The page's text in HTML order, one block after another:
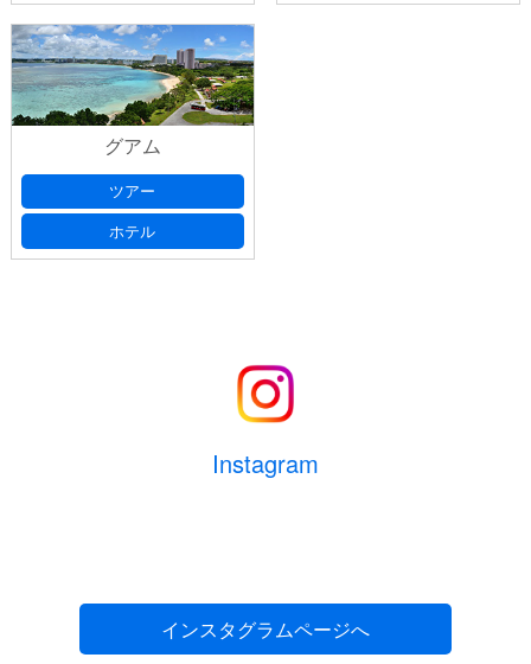
グアム
ツアー
ホテル
Instagram
インスタグラムページへ